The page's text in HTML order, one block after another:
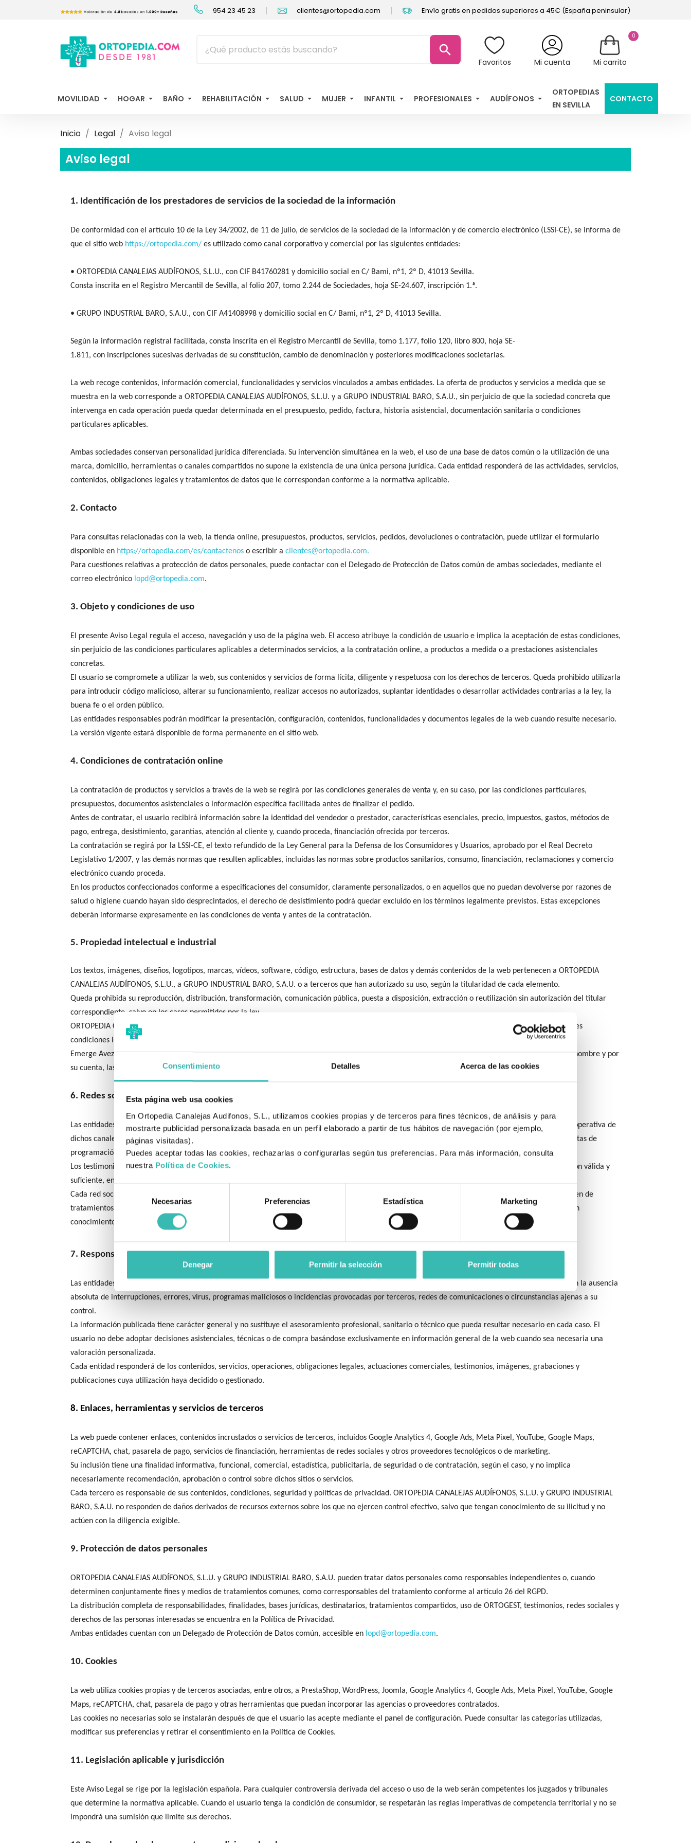
Consentimiento Detalles Acerca de las cookies
Esta página web usa cookies
En Ortopedia Canalejas Audifonos, S.L., utilizamos cookies propias y de terceros para fines técnicos, de análisis y para
mostrarte publicidad personalizada basada en un perfil elaborado a partir de tus hábitos de navegación (por ejemplo,
páginas visitadas).
Puedes aceptar todas las cookies, rechazarlas o configurarlas según tus preferencias. Para más información, consulta
nuestra Política de Cookies.
consentimiento
Necesarias Preferencias Estadística Marketing
Denegar Permitir la selección Permitir todas
954 23 45 23 | clientes@ortopedia.com | Envío gratis en pedidos superiores a 45€ (España peninsular)
search
0
Mi carrito
Mi cuenta
Favoritos
MOVILIDAD HOGAR BAÑO REHABILITACIÓN SALUD MUJER INFANTIL PROFESIONALES AUDÍFONOS
ORTOPEDIAS
EN SEVILLA
CONTACTO
Inicio Legal Aviso legal
Aviso legal
1. Identificación de los prestadores de servicios de la sociedad de la información
De conformidad con el artículo 10 de la Ley 34/2002, de 11 de julio, de servicios de la sociedad de la información y de comercio electrónico (LSSI-CE), se informa de
que el sitio web https://ortopedia.com/ es utilizado como canal corporativo y comercial por las siguientes entidades:
• ORTOPEDIA CANALEJAS AUDÍFONOS, S.L.U., con CIF B41760281 y domicilio social en C/ Bami, nº1, 2º D, 41013 Sevilla.
Consta inscrita en el Registro Mercantil de Sevilla, al folio 207, tomo 2.244 de Sociedades, hoja SE-24.607, inscripción 1.ª.
• GRUPO INDUSTRIAL BARO, S.A.U., con CIF A41408998 y domicilio social en C/ Bami, nº1, 2º D, 41013 Sevilla.
Según la información registral facilitada, consta inscrita en el Registro Mercantil de Sevilla, tomo 1.177, folio 120, libro 800, hoja SE-
1.811, con inscripciones sucesivas derivadas de su constitución, cambio de denominación y posteriores modificaciones societarias.
La web recoge contenidos, información comercial, funcionalidades y servicios vinculados a ambas entidades. La oferta de productos y servicios a medida que se
muestra en la web corresponde a ORTOPEDIA CANALEJAS AUDÍFONOS, S.L.U. y a GRUPO INDUSTRIAL BARO, S.A.U., sin perjuicio de que la sociedad concreta que
intervenga en cada operación pueda quedar determinada en el presupuesto, pedido, factura, historia asistencial, documentación sanitaria o condiciones
particulares aplicables.
Ambas sociedades conservan personalidad jurídica diferenciada. Su intervención simultánea en la web, el uso de una base de datos común o la utilización de una
marca, domicilio, herramientas o canales compartidos no supone la existencia de una única persona jurídica. Cada entidad responderá de las actividades, servicios,
contenidos, obligaciones legales y tratamientos de datos que le correspondan conforme a la normativa aplicable.
2. Contacto
Para consultas relacionadas con la web, la tienda online, presupuestos, productos, servicios, pedidos, devoluciones o contratación, puede utilizar el formulario
disponible en https://ortopedia.com/es/contactenos o escribir a clientes@ortopedia.com.
Para cuestiones relativas a protección de datos personales, puede contactar con el Delegado de Protección de Datos común de ambas sociedades, mediante el
correo electrónico lopd@ortopedia.com.
3. Objeto y condiciones de uso
El presente Aviso Legal regula el acceso, navegación y uso de la página web. El acceso atribuye la condición de usuario e implica la aceptación de estas condiciones,
sin perjuicio de las condiciones particulares aplicables a determinados servicios, a la contratación online, a productos a medida o a prestaciones asistenciales
concretas.
El usuario se compromete a utilizar la web, sus contenidos y servicios de forma lícita, diligente y respetuosa con los derechos de terceros. Queda prohibido utilizarla
para introducir código malicioso, alterar su funcionamiento, realizar accesos no autorizados, suplantar identidades o desarrollar actividades contrarias a la ley, la
buena fe o el orden público.
Las entidades responsables podrán modificar la presentación, configuración, contenidos, funcionalidades y documentos legales de la web cuando resulte necesario.
La versión vigente estará disponible de forma permanente en el sitio web.
4. Condiciones de contratación online
La contratación de productos y servicios a través de la web se regirá por las condiciones generales de venta y, en su caso, por las condiciones particulares,
presupuestos, documentos asistenciales o información específica facilitada antes de finalizar el pedido.
Antes de contratar, el usuario recibirá información sobre la identidad del vendedor o prestador, características esenciales, precio, impuestos, gastos, métodos de
pago, entrega, desistimiento, garantías, atención al cliente y, cuando proceda, financiación ofrecida por terceros.
La contratación se regirá por la LSSI-CE, el texto refundido de la Ley General para la Defensa de los Consumidores y Usuarios, aprobado por el Real Decreto
Legislativo 1/2007, y las demás normas que resulten aplicables, incluidas las normas sobre productos sanitarios, consumo, financiación, reclamaciones y comercio
electrónico cuando proceda.
En los productos confeccionados conforme a especificaciones del consumidor, claramente personalizados, o en aquellos que no puedan devolverse por razones de
salud o higiene cuando hayan sido desprecintados, el derecho de desistimiento podrá quedar excluido en los términos legalmente previstos. Estas excepciones
deberán informarse expresamente en las condiciones de venta y antes de la contratación.
5. Propiedad intelectual e industrial
Los textos, imágenes, diseños, logotipos, marcas, vídeos, software, código, estructura, bases de datos y demás contenidos de la web pertenecen a ORTOPEDIA
CANALEJAS AUDÍFONOS, S.L.U., a GRUPO INDUSTRIAL BARO, S.A.U. o a terceros que han autorizado su uso, según la titularidad de cada elemento.
Queda prohibida su reproducción, distribución, transformación, comunicación pública, puesta a disposición, extracción o reutilización sin autorización del titular
correspondiente, salvo en los casos permitidos por la ley.
ORTOPEDIA CANALEJAS AUDÍFONOS, S.L.U. y GRUPO INDUSTRIAL BARO, S.A.U. ostentan, en el ámbito que corresponda, los derechos sobre las presentes
condiciones legales y los documentos jurídicos del sitio web, incluidos el Aviso Legal, la Política de Privacidad y la Política de Cookies.
Emerge Avezalia, S.L., como proveedora de servicios legales y de cumplimiento normativo, queda autorizada por ambas entidades para ejercer, en su nombre y por
su cuenta, las acciones legales que procedan frente a cualquier copia, reproducción, distribución o utilización no autorizada de dichos textos legales.
6. Redes sociales, canales digitales y contenidos audiovisuales
Las entidades pueden utilizar canales corporativos en Instagram, Facebook, YouTube, LinkedIn y otras redes o plataformas digitales. La administración operativa de
dichos canales puede realizarse por personal interno, administradores autorizados, empresas externas de comunicación, marketing o SEO, y herramientas de
programación o publicación de contenidos, como Metricool u otras equivalentes.
Los testimonios, imágenes, vídeos, voz y contenidos audiovisuales de pacientes, clientes o usuarios solo podrán publicarse cuando exista una autorización válida y
suficiente, en los términos establecidos en la Política de Privacidad y en la autorización específica que corresponda.
Cada red social o plataforma digital es responsable de sus propios tratamientos, condiciones de uso y políticas de privacidad. Las entidades no responden de
tratamientos realizados por terceros fuera de sus canales o ámbitos de control efectivo, sin perjuicio de la diligencia que resulte exigible cuando tengan
conocimiento de contenidos ilícitos o no autorizados.
7. Responsabilidad
Las entidades adoptan medidas razonables para mantener la disponibilidad, seguridad y correcto funcionamiento de la web. No obstante, no garantizan la ausencia
absoluta de interrupciones, errores, virus, programas maliciosos o incidencias provocadas por terceros, redes de comunicaciones o circunstancias ajenas a su
control.
La información publicada tiene carácter general y no sustituye el asesoramiento profesional, sanitario o técnico que pueda resultar necesario en cada caso. El
usuario no debe adoptar decisiones asistenciales, técnicas o de compra basándose exclusivamente en información general de la web cuando sea necesaria una
valoración personalizada.
Cada entidad responderá de los contenidos, servicios, operaciones, obligaciones legales, actuaciones comerciales, testimonios, imágenes, grabaciones y
publicaciones cuya utilización haya decidido o gestionado.
8. Enlaces, herramientas y servicios de terceros
La web puede contener enlaces, contenidos incrustados o servicios de terceros, incluidos Google Analytics 4, Google Ads, Meta Pixel, YouTube, Google Maps,
reCAPTCHA, chat, pasarela de pago, servicios de financiación, herramientas de redes sociales y otros proveedores tecnológicos o de marketing.
Su inclusión tiene una finalidad informativa, funcional, comercial, estadística, publicitaria, de seguridad o de contratación, según el caso, y no implica
necesariamente recomendación, aprobación o control sobre dichos sitios o servicios.
Cada tercero es responsable de sus contenidos, condiciones, seguridad y políticas de privacidad. ORTOPEDIA CANALEJAS AUDÍFONOS, S.L.U. y GRUPO INDUSTRIAL
BARO, S.A.U. no responden de daños derivados de recursos externos sobre los que no ejercen control efectivo, salvo que tengan conocimiento de su ilicitud y no
actúen con la diligencia exigible.
9. Protección de datos personales
ORTOPEDIA CANALEJAS AUDÍFONOS, S.L.U. y GRUPO INDUSTRIAL BARO, S.A.U. pueden tratar datos personales como responsables independientes o, cuando
determinen conjuntamente fines y medios de tratamientos comunes, como corresponsables del tratamiento conforme al artículo 26 del RGPD.
La distribución completa de responsabilidades, finalidades, bases jurídicas, destinatarios, tratamientos compartidos, uso de ORTOGEST, testimonios, redes sociales y
derechos de las personas interesadas se encuentra en la Política de Privacidad.
Ambas entidades cuentan con un Delegado de Protección de Datos común, accesible en lopd@ortopedia.com.
10. Cookies
La web utiliza cookies propias y de terceros asociadas, entre otros, a PrestaShop, WordPress, Joomla, Google Analytics 4, Google Ads, Meta Pixel, YouTube, Google
Maps, reCAPTCHA, chat, pasarela de pago y otras herramientas que puedan incorporar las agencias o proveedores contratados.
Las cookies no necesarias solo se instalarán después de que el usuario las acepte mediante el panel de configuración. Puede consultar las categorías utilizadas,
modificar sus preferencias y retirar el consentimiento en la Política de Cookies.
11. Legislación aplicable y jurisdicción
Este Aviso Legal se rige por la legislación española. Para cualquier controversia derivada del acceso o uso de la web serán competentes los juzgados y tribunales
que determine la normativa aplicable. Cuando el usuario tenga la condición de consumidor, se respetarán las reglas imperativas de competencia territorial y no se
impondrá una sumisión que limite sus derechos.